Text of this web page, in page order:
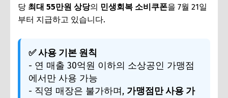
🍱 공공배달앱에서도 소비쿠폰을 받을 수 있나요?
💳 카드사 신청 vs 지역화폐 카드, 어떤 게 좋을까요?
📅 사용 기한은?
🙌 함께하면 좋은 정보
💡 마무리 Tip
당 최대 55만원 상당의 민생회복 소비쿠폰을 7월 21일
부터 지급하고 있습니다.
✅ 사용 기본 원칙
- 연 매출 30억원 이하의 소상공인 가맹점
에서만 사용 가능
- 직영 매장은 불가하며, 가맹점만 사용 가